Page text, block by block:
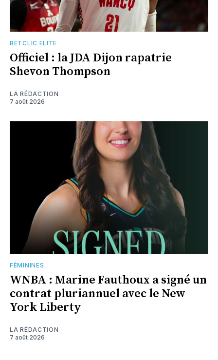
BETCLIC ELITE
Officiel : la JDA Dijon rapatrie
Shevon Thompson
LA RÉDACTION
7 août 2026
FÉMININES
WNBA : Marine Fauthoux a signé un
contrat pluriannuel avec le New
York Liberty
LA RÉDACTION
7 août 2026